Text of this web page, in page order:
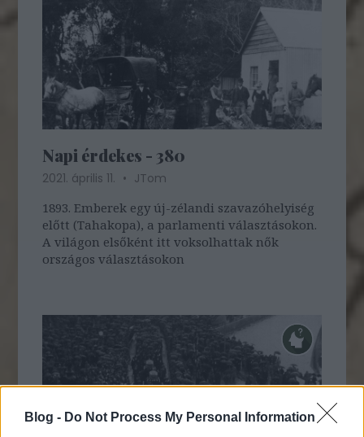
Blog - Do Not Process My Personal Information
Napi érdekes - 380
2021. április 11.
JTom
1893. Emberek egy új-zélandi szavazóhelyiség
előtt (Tahakopa), a parlamenti választásokon.
A világon elsőként itt voksolhattak nők
országos választásokon